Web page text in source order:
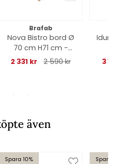
Brafab
Nova Bistro bord Ø
70 cm H71 cm -
teak
2 331 kr 2 590 kr
3
även
Spara 10% Spara